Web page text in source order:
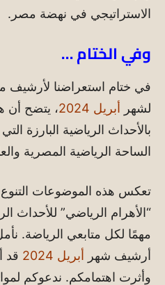
الاستراتيجي في نهضة مصر.
وفي الختام …
في ختام استعراضنا لأرشيف
لشهر أبريل 2024
، يتضح أن
بالأحداث الرياضية البارزة
الساحة الرياضية المصرية
تعكس هذه الموضوعات
“الأهرام الرياضي” للأحداث
مهمًا لكل متابعي الرياضة.
أرشيف شهر أبريل 2024
قد
وأثرت اهتمامكم. ندعوكم